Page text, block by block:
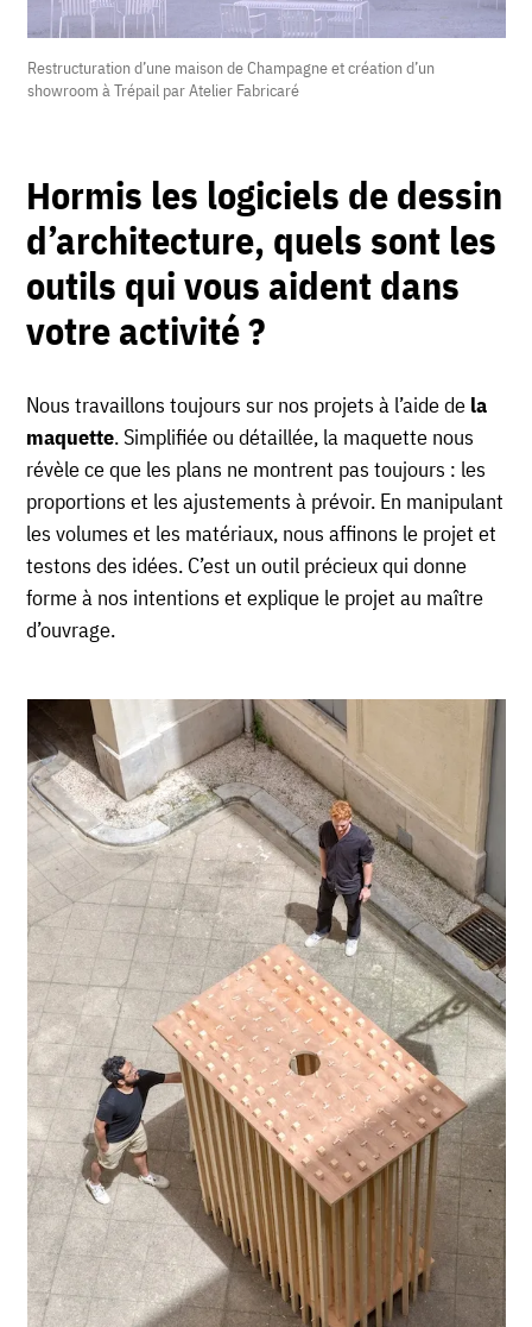
Restructuration d’une maison de Champagne et création d’un
showroom à Trépail par Atelier Fabricaré
Hormis les logiciels de dessin
d’architecture, quels sont les
outils qui vous aident dans
votre activité ?
Nous travaillons toujours sur nos projets à l’aide de la
maquette. Simplifiée ou détaillée, la maquette nous
révèle ce que les plans ne montrent pas toujours : les
proportions et les ajustements à prévoir. En manipulant
les volumes et les matériaux, nous affinons le projet et
testons des idées. C’est un outil précieux qui donne
forme à nos intentions et explique le projet au maître
d’ouvrage.